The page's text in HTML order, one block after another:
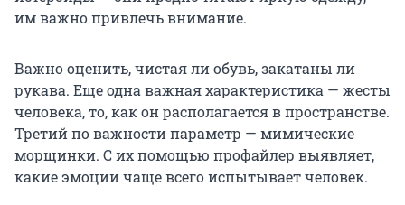
им важно привлечь внимание.
Важно оценить, чистая ли обувь, закатаны ли
рукава. Еще одна важная характеристика — жесты
человека, то, как он располагается в пространстве.
Третий по важности параметр — мимические
морщинки. С их помощью профайлер выявляет,
какие эмоции чаще всего испытывает человек.